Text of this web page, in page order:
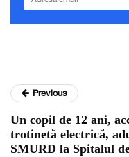
Previous
Un copil de 12 ani,
trotinetă electrică,
SMURD la Spitalul